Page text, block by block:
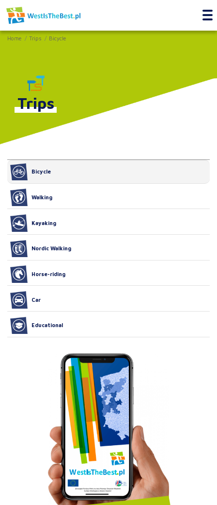
Home Trips Bicycle
Trips
Bicycle
Walking
Kayaking
Nordic Walking
Horse-riding
Car
Educational